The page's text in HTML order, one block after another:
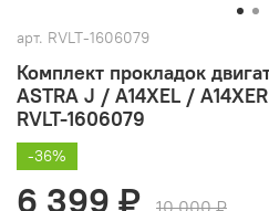
арт. RVLT-1606079
Комплект прокладок
ASTRA J / A14XEL /
RVLT-1606079
-36%
6 399 ₽